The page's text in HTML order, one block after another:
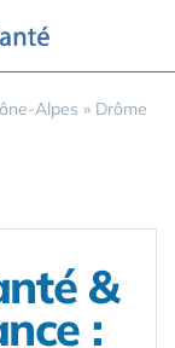
Alpes » Drôme
&
: